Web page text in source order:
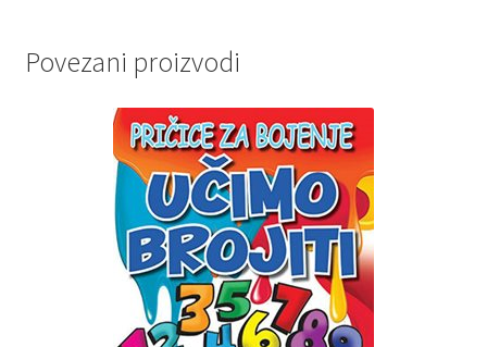
Povezani proizvodi